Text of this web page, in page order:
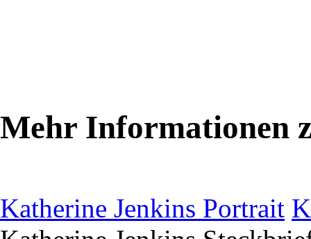
Mehr Informationen
Katherine Jenkins Portrait